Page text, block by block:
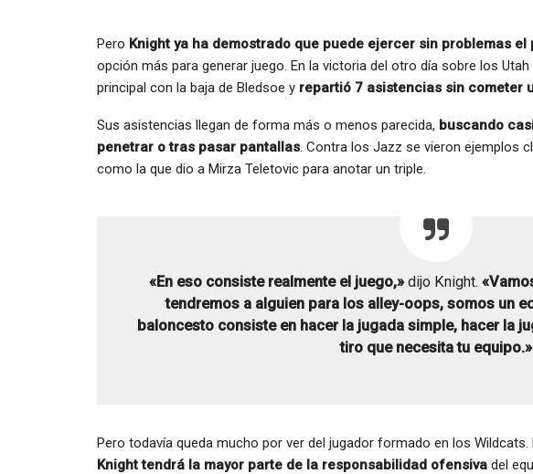
Pero Knight ya ha demostrado que puede ejercer sin problemas
opción más para generar juego. En la victoria del otro día sobre los
principal con la baja de Bledsoe y repartió 7 asistencias sin cometer
Sus asistencias llegan de forma más o menos parecida, buscando
penetrar o tras pasar pantallas. Contra los Jazz se vieron ejemplos
como la que dio a Mirza Teletovic para anotar un triple.
«En eso consiste realmente el juego,»dijo Knight.
tendremos a alguien para los alley-oops, somos un
baloncesto consiste en hacer la jugada simple, hacer la
tiro que necesita tu equipo.»
Pero todavía queda mucho por ver del jugador formado en los
Knight tendrá la mayor parte de la responsabilidad ofensiva del